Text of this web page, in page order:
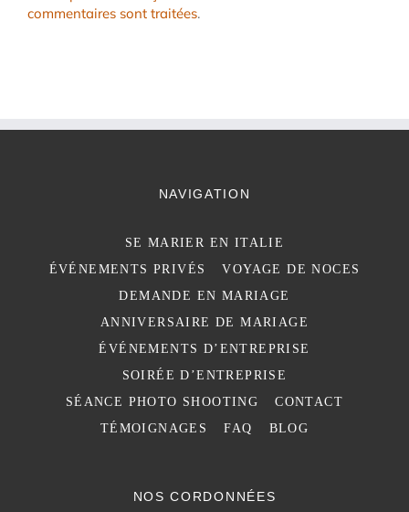
commentaires sont traitées.
NAVIGATION
SE MARIER EN ITALIE
ÉVÉNEMENTS PRIVÉS
VOYAGE DE NOCES
DEMANDE EN MARIAGE
ANNIVERSAIRE DE MARIAGE
ÉVÉNEMENTS D’ENTREPRISE
SOIRÉE D’ENTREPRISE
SÉANCE PHOTO SHOOTING
CONTACT
TÉMOIGNAGES
FAQ BLOG
NOS CORDONNÉES